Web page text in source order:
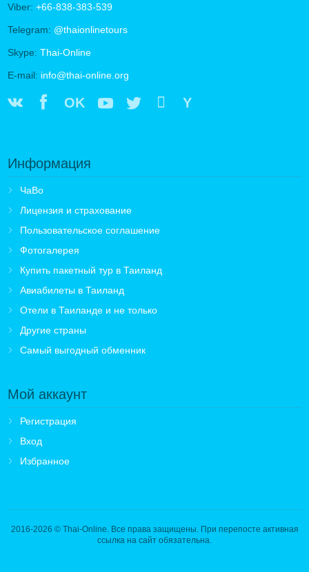
Viber: +66-838-383-539
Telegram: @thaionlinetours
Skype: Thai-Online
E-mail: info@thai-online.org
OK Y
Информация
ЧаВо
Лицензия и страхование
Пользовательское соглашение
Фотогалерея
Купить пакетный тур в Таиланд
Авиабилеты в Таиланд
Отели в Таиланде и не только
Другие страны
Самый выгодный обменник
Мой аккаунт
Регистрация
Вход
Избранное
2016-2026 © Thai-Online. Все права защищены. При перепосте активная
ссылка на сайт обязательна.